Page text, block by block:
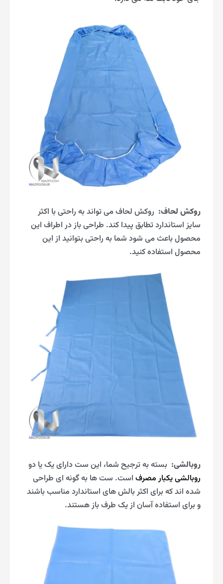
روکش لحاف: روکش لحاف می تواند به راحتی با اکثر
سایز استاندارد تطابق پیدا کند. طراحی باز در اطراف این
محصول باعث می شود شما به راحتی بتوانید از این
محصول استفاده کنید.
روبالشی: بسته به ترجیح شما، این ست دارای یک یا دو
روبالشی یکبار مصرف است. ست ها به گونه ای طراحی
شده اند که برای اکثر بالش های استاندارد مناسب باشند
و برای استفاده آسان از یک طرف باز هستند.